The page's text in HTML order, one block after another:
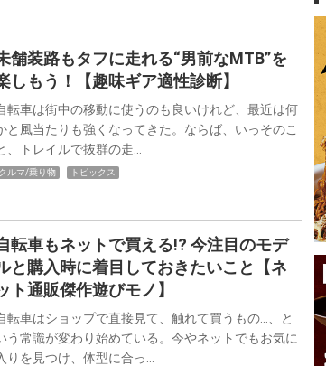
舗装路もタフに走れる“男前なMTB”を
しもう！【趣味ギア適性診断】
転車は街中の移動に使うのも良いけれど、最近は何
と風当たりも強くなってきた。ならば、いっそのこ
、トレイルで抜群の走…
クルマ/乗り物 トピックス
転車もネットで買える!? 今注目のモデ
と購入時に着目しておきたいこと【ネ
ト通販傑作遊びモノ】
転車はショップで直接見て、触れて買うもの…、と
う常識が変わり始めている。今やネットでもお気に
りを見つけ、体型に合っ…